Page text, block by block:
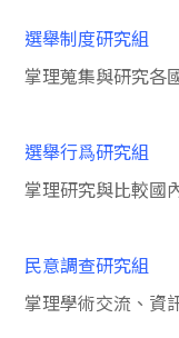
選舉制度研究組
掌理蒐集與研究各
選舉行爲研究組
掌理研究與比較國
民意調查研究組
掌理學術交流、資